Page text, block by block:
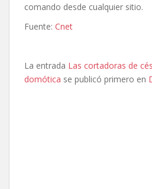
comando desde cualquier sitio.
Fuente: Cnet
La entrada Las cortadoras de
domótica se publicó primero en